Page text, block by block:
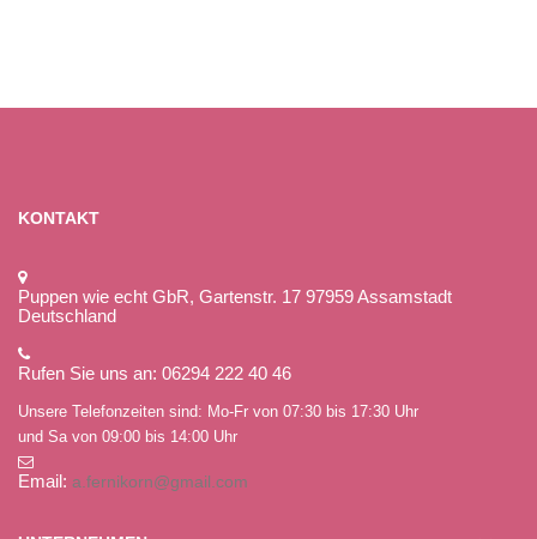
KONTAKT
Puppen wie echt GbR, Gartenstr. 17 97959 Assamstadt
Deutschland
Rufen Sie uns an: 06294 222 40 46
Unsere Telefonzeiten sind: Mo-Fr von 07:30 bis 17:30 Uhr
und Sa von 09:00 bis 14:00 Uhr
Email: a.fernikorn@gmail.com